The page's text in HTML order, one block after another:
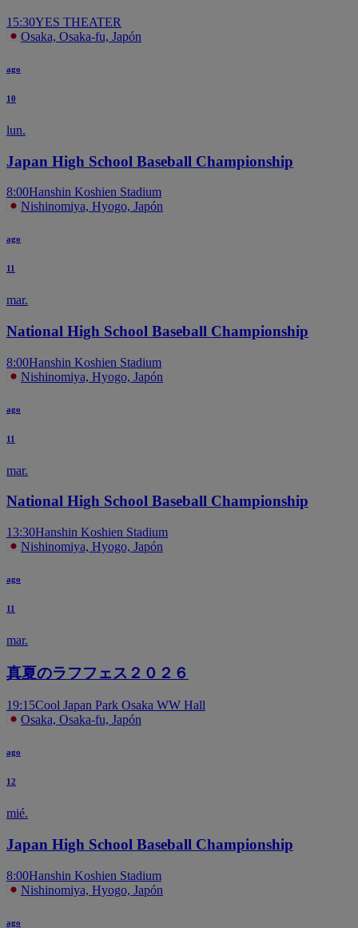
15:30YES THEATER
Osaka, Osaka-fu, Japón
ago
10
lun.
Japan High School Baseball Championship
8:00Hanshin Koshien Stadium
Nishinomiya, Hyogo, Japón
ago
11
mar.
National High School Baseball Championship
8:00Hanshin Koshien Stadium
Nishinomiya, Hyogo, Japón
ago
11
mar.
National High School Baseball Championship
13:30Hanshin Koshien Stadium
Nishinomiya, Hyogo, Japón
ago
11
mar.
真夏のラフフェス２０２６
19:15Cool Japan Park Osaka WW Hall
Osaka, Osaka-fu, Japón
ago
12
mié.
Japan High School Baseball Championship
8:00Hanshin Koshien Stadium
Nishinomiya, Hyogo, Japón
ago